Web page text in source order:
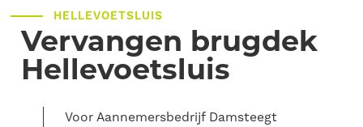
HELLEVOETSLUIS
Vervangen brugdek
Hellevoetsluis
Voor Aannemersbedrijf Damsteegt